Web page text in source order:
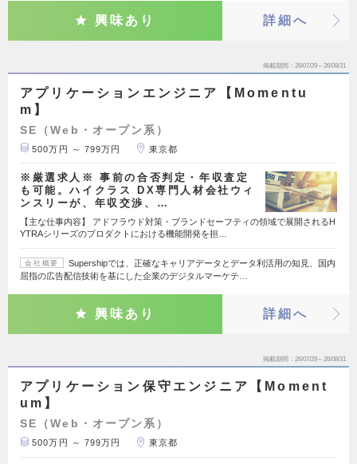
興味あり 詳細へ
掲載期間 26/07/29～26/08/31
アプリケーションエンジニア【Momentu
m】
SE（Web・オープン系）
500万円 ～ 799万円 東京都
※厳選求人※ 事前の合否判定・年収査定
も可能。ハイクラス DX専門人材会社ウィ
ンスリーが、年収交渉、…
【主な仕事内容】 アドフラウド対策・ブランドセーフティの領域で展開されるH
YTRAシリーズのプロダクトにおける機能開発を担…
会社概要
Supershipでは、正確なキャリアデータとデータ利活用の知見、国内
屈指の広告配信技術を基にした企業のデジタルマーケテ…
興味あり 詳細へ
掲載期間 26/07/29～26/08/31
アプリケーション保守エンジニア【Moment
um】
SE（Web・オープン系）
500万円 ～ 799万円 東京都